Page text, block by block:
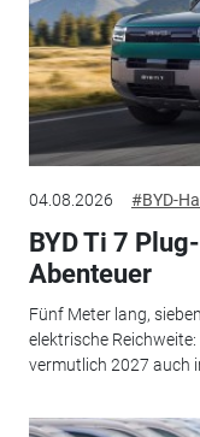
04.08.2026 #BYD-
BYD Ti 7
Abenteuer
Fünf Meter lang,
elektrische
vermutlich 2027 auch